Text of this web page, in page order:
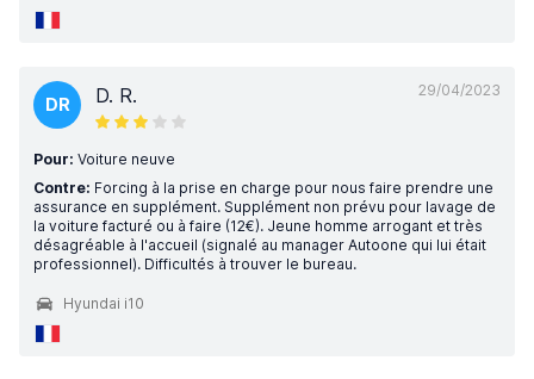
29/04/2023
DR D. R.
Pour: Voiture neuve
Contre: Forcing à la prise en charge pour nous faire prendre une
assurance en supplément. Supplément non prévu pour lavage de
la voiture facturé ou à faire (12€). Jeune homme arrogant et très
désagréable à l'accueil (signalé au manager Autoone qui lui était
professionnel). Difficultés à trouver le bureau.
Hyundai i10